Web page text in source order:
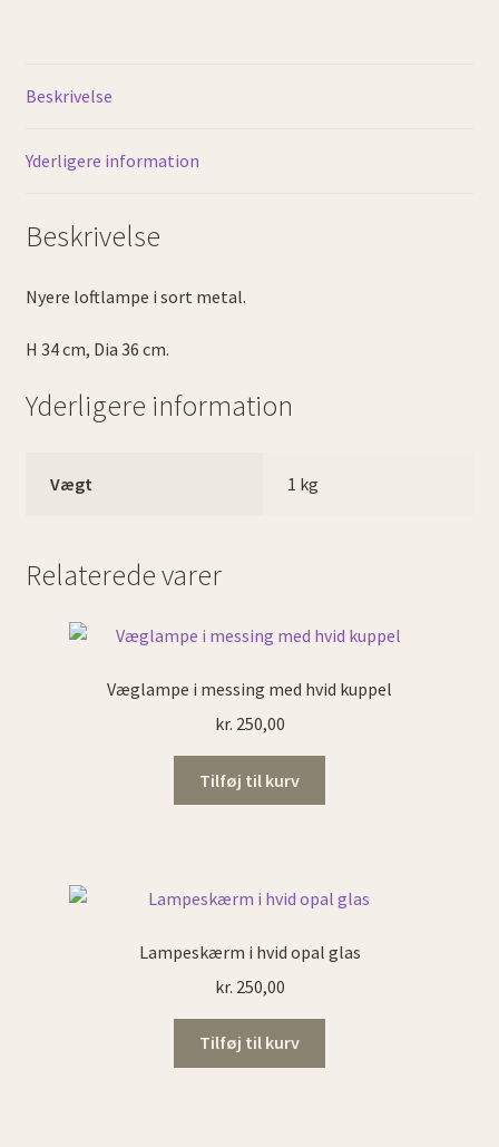
Beskrivelse
Yderligere information
Beskrivelse
Nyere loftlampe i sort metal.
H 34 cm, Dia 36 cm.
Yderligere information
Vægt 1 kg
Relaterede varer
Væglampe i messing med hvid kuppel
kr. 250,00
Tilføj til kurv
Lampeskærm i hvid opal glas
kr. 250,00
Tilføj til kurv